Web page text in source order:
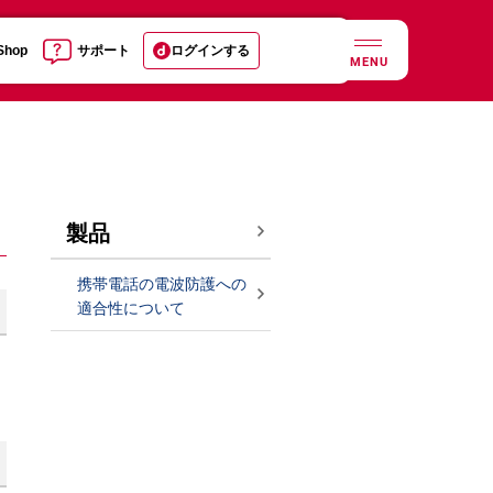
サポート ログインする
MENU
製品
携帯電話の電波防護への
適合性について